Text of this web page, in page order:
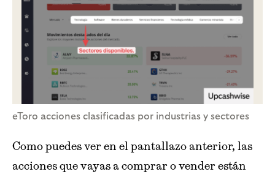
eToro acciones clasificadas por industrias y sectores
Como puedes ver en el pantallazo anterior, las
acciones que vayas a comprar o vender están